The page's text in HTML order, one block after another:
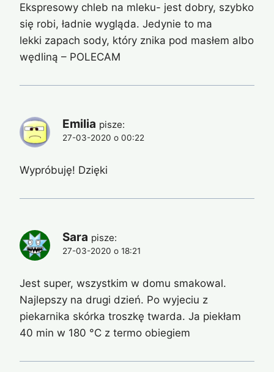
Ekspresowy chleb na mleku- jest dobry, szybko
się robi, ładnie wygląda. Jedynie to ma
lekki zapach sody, który znika pod masłem albo
wędliną – POLECAM
Emilia pisze:
27-03-2020 o 00:22
Wypróbuję! Dzięki
Sara pisze:
27-03-2020 o 18:21
Jest super, wszystkim w domu smakowal.
Najlepszy na drugi dzień. Po wyjeciu z
piekarnika skórka troszkę twarda. Ja piekłam
40 min w 180 °C z termo obiegiem